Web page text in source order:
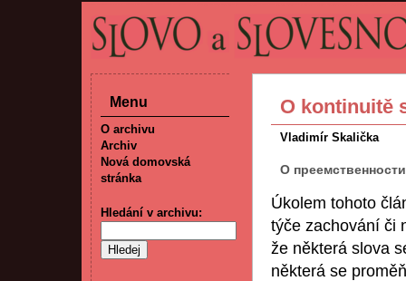
O kontinuitě
Vladimír Skalička
О
Úkolem tohoto
týče zachování či
že některá slova
některá se
Menu
O archivu
Archiv
Nová domovská
stránka
Hledání v archivu: